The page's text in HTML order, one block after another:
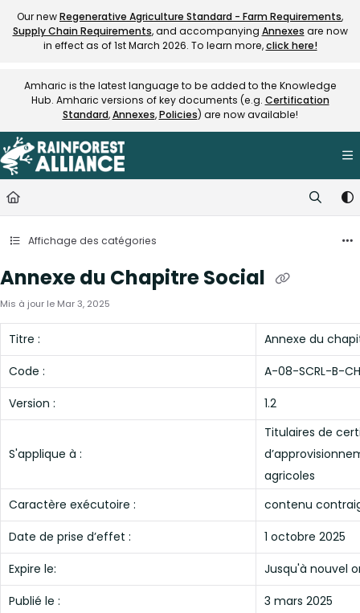
Documentation Index
Fetch the complete documentation index at:https://
Our newRegenerative Agriculture Standard - Farm Requirements,
Supply Chain Requirements, and accompanying Annexes are now
in effect as of 1st March 2026. To learn more,click here!
Amharic is the latest language to be added to the Knowledge
Hub. Amharic versions of key documents (e.g. Certification
Standard,Annexes,Policies) are now available!
Affichage des catégories
Annexe du Chapitre Social
Mis à jour le Mar 3, 2025
Titre :
Annexe du
Code :
A-08-SCRL-B-CH
Version :
1.2
S'applique à :
Titulaires de
agricoles
Caractère exécutoire :
contenu
Date de prise d’effet :
1 octobre 2025
Expire le:
Jusqu'à nouvel
Publié le :
3 mars 2025